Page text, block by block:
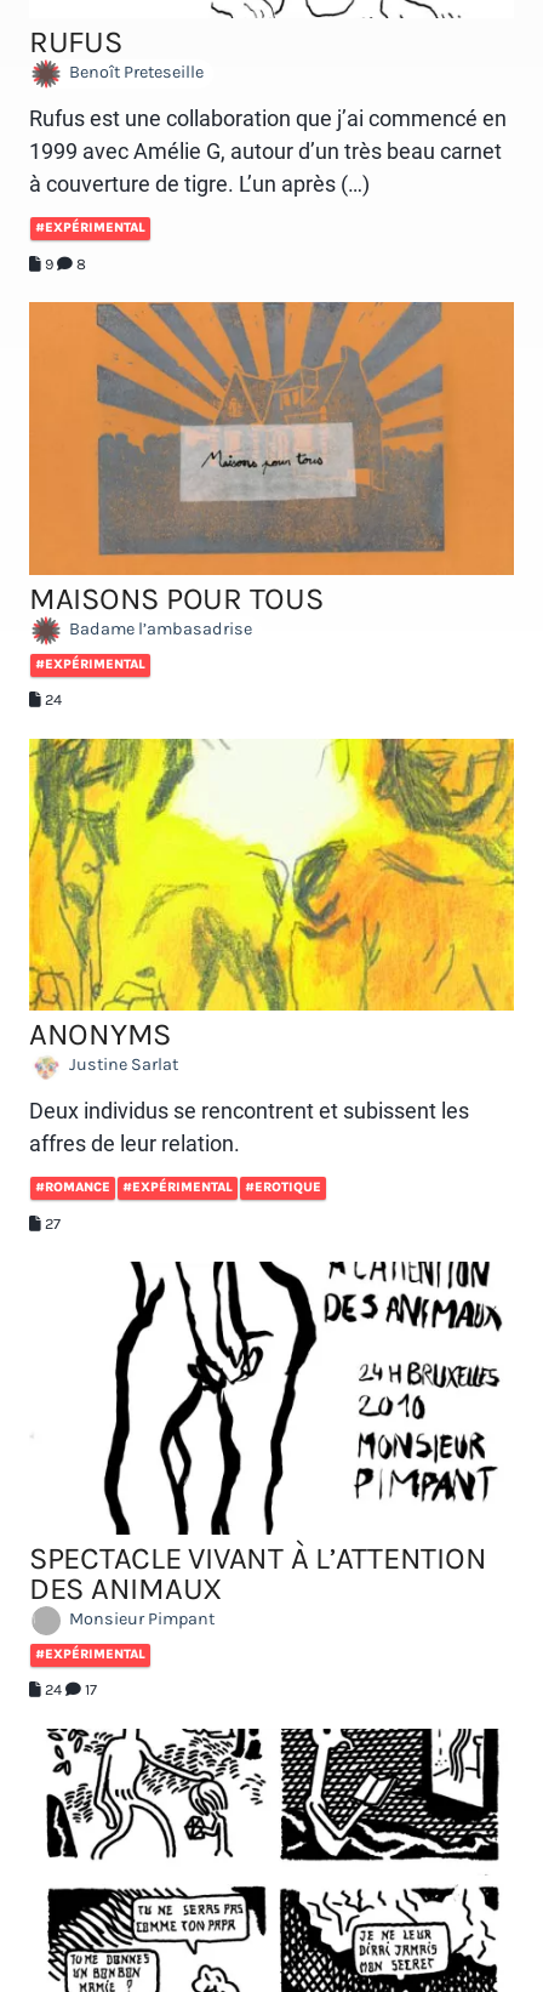
RUFUS
Benoît Preteseille
Rufus est une collaboration que j’ai commencé en
1999 avec Amélie G, autour d’un très beau carnet
à couverture de tigre. L’un après (…)
#EXPÉRIMENTAL
9 8
MAISONS POUR TOUS
Badame l’ambasadrise
#EXPÉRIMENTAL
24
ANONYMS
Justine Sarlat
Deux individus se rencontrent et subissent les
affres de leur relation.
#ROMANCE #EXPÉRIMENTAL #EROTIQUE
27
SPECTACLE VIVANT À L’ATTENTION
DES ANIMAUX
Monsieur Pimpant
#EXPÉRIMENTAL
24 17